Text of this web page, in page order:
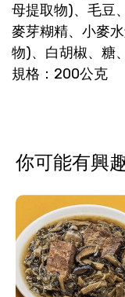
母提取物)、毛豆
麥芽糊精、小麥
物)、白胡椒、糖
規格：200公克
你可能有興